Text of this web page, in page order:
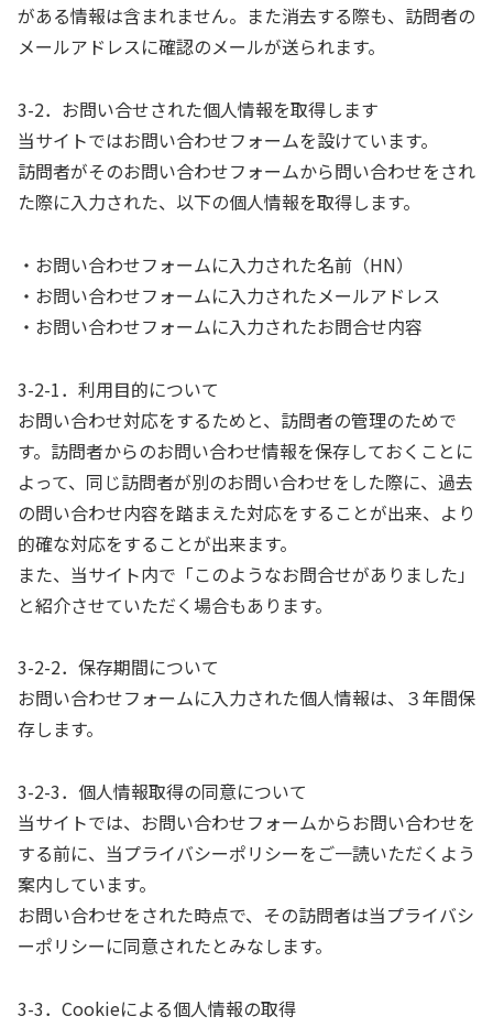
がある情報は含まれません。また消去する際も、訪問者の
メールアドレスに確認のメールが送られます。
3-2．お問い合せされた個人情報を取得します
当サイトではお問い合わせフォームを設けています。
訪問者がそのお問い合わせフォームから問い合わせをされ
た際に入力された、以下の個人情報を取得します。
・お問い合わせフォームに入力された名前（HN）
・お問い合わせフォームに入力されたメールアドレス
・お問い合わせフォームに入力されたお問合せ内容
3-2-1．利用目的について
お問い合わせ対応をするためと、訪問者の管理のためで
す。訪問者からのお問い合わせ情報を保存しておくことに
よって、同じ訪問者が別のお問い合わせをした際に、過去
の問い合わせ内容を踏まえた対応をすることが出来、より
的確な対応をすることが出来ます。
また、当サイト内で「このようなお問合せがありました」
と紹介させていただく場合もあります。
3-2-2．保存期間について
お問い合わせフォームに入力された個人情報は、３年間保
存します。
3-2-3．個人情報取得の同意について
当サイトでは、お問い合わせフォームからお問い合わせを
する前に、当プライバシーポリシーをご一読いただくよう
案内しています。
お問い合わせをされた時点で、その訪問者は当プライバシ
ーポリシーに同意されたとみなします。
3-3．Cookieによる個人情報の取得